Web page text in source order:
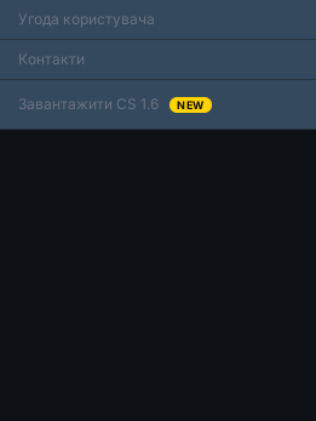
Угода користувача
Контакти
Завантажити CS 1.6 NEW